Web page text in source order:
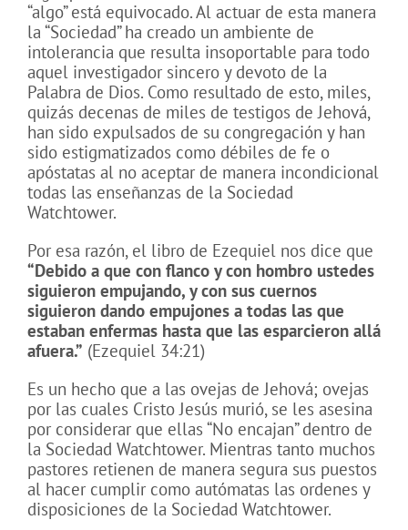
“algo” está equivocado. Al actuar de esta manera
la “Sociedad” ha creado un ambiente de
intolerancia que resulta insoportable para todo
aquel investigador sincero y devoto de la
Palabra de Dios. Como resultado de esto, miles,
quizás decenas de miles de testigos de Jehová,
han sido expulsados de su congregación y han
sido estigmatizados como débiles de fe o
apóstatas al no aceptar de manera incondicional
todas las enseñanzas de la Sociedad
Watchtower.
Por esa razón, el libro de Ezequiel nos dice que
“Debido a que con flanco y con hombro ustedes
siguieron empujando, y con sus cuernos
siguieron dando empujones a todas las que
estaban enfermas hasta que las esparcieron allá
afuera.” (Ezequiel 34:21)
Es un hecho que a las ovejas de Jehová; ovejas
por las cuales Cristo Jesús murió, se les asesina
por considerar que ellas “No encajan” dentro de
la Sociedad Watchtower. Mientras tanto muchos
pastores retienen de manera segura sus puestos
al hacer cumplir como autómatas las ordenes y
disposiciones de la Sociedad Watchtower.